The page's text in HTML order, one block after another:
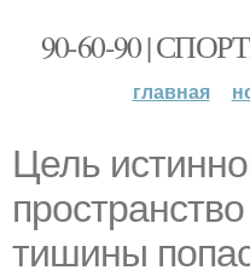
90-60-90 |
главная
Цель
тишины